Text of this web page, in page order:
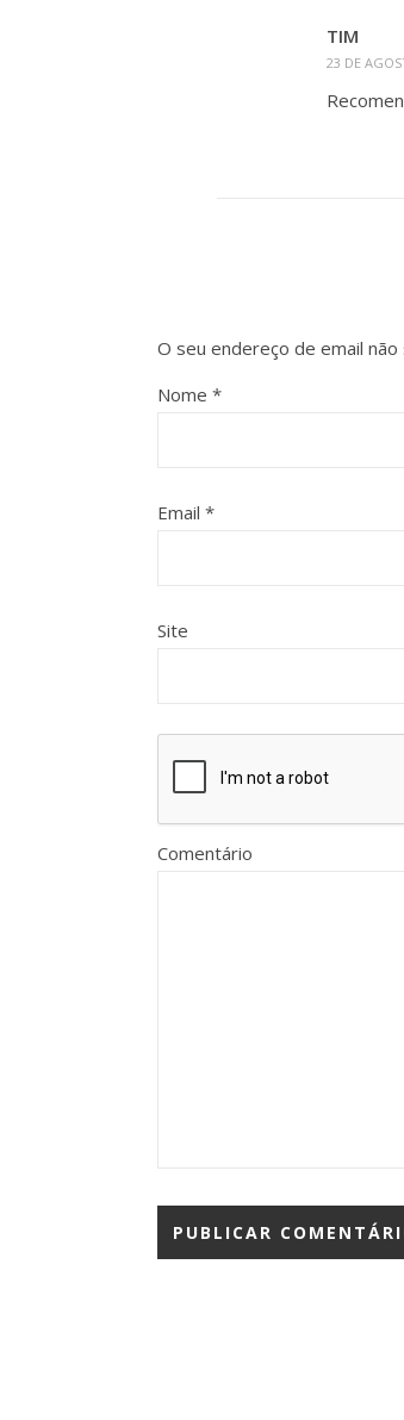
TIM
23 DE
O seu endereço de email não
Nome *
Email *
Site
Comentário